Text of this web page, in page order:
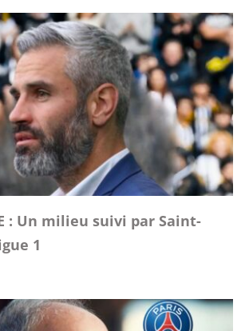
: Un milieu suivi par Saint-
1